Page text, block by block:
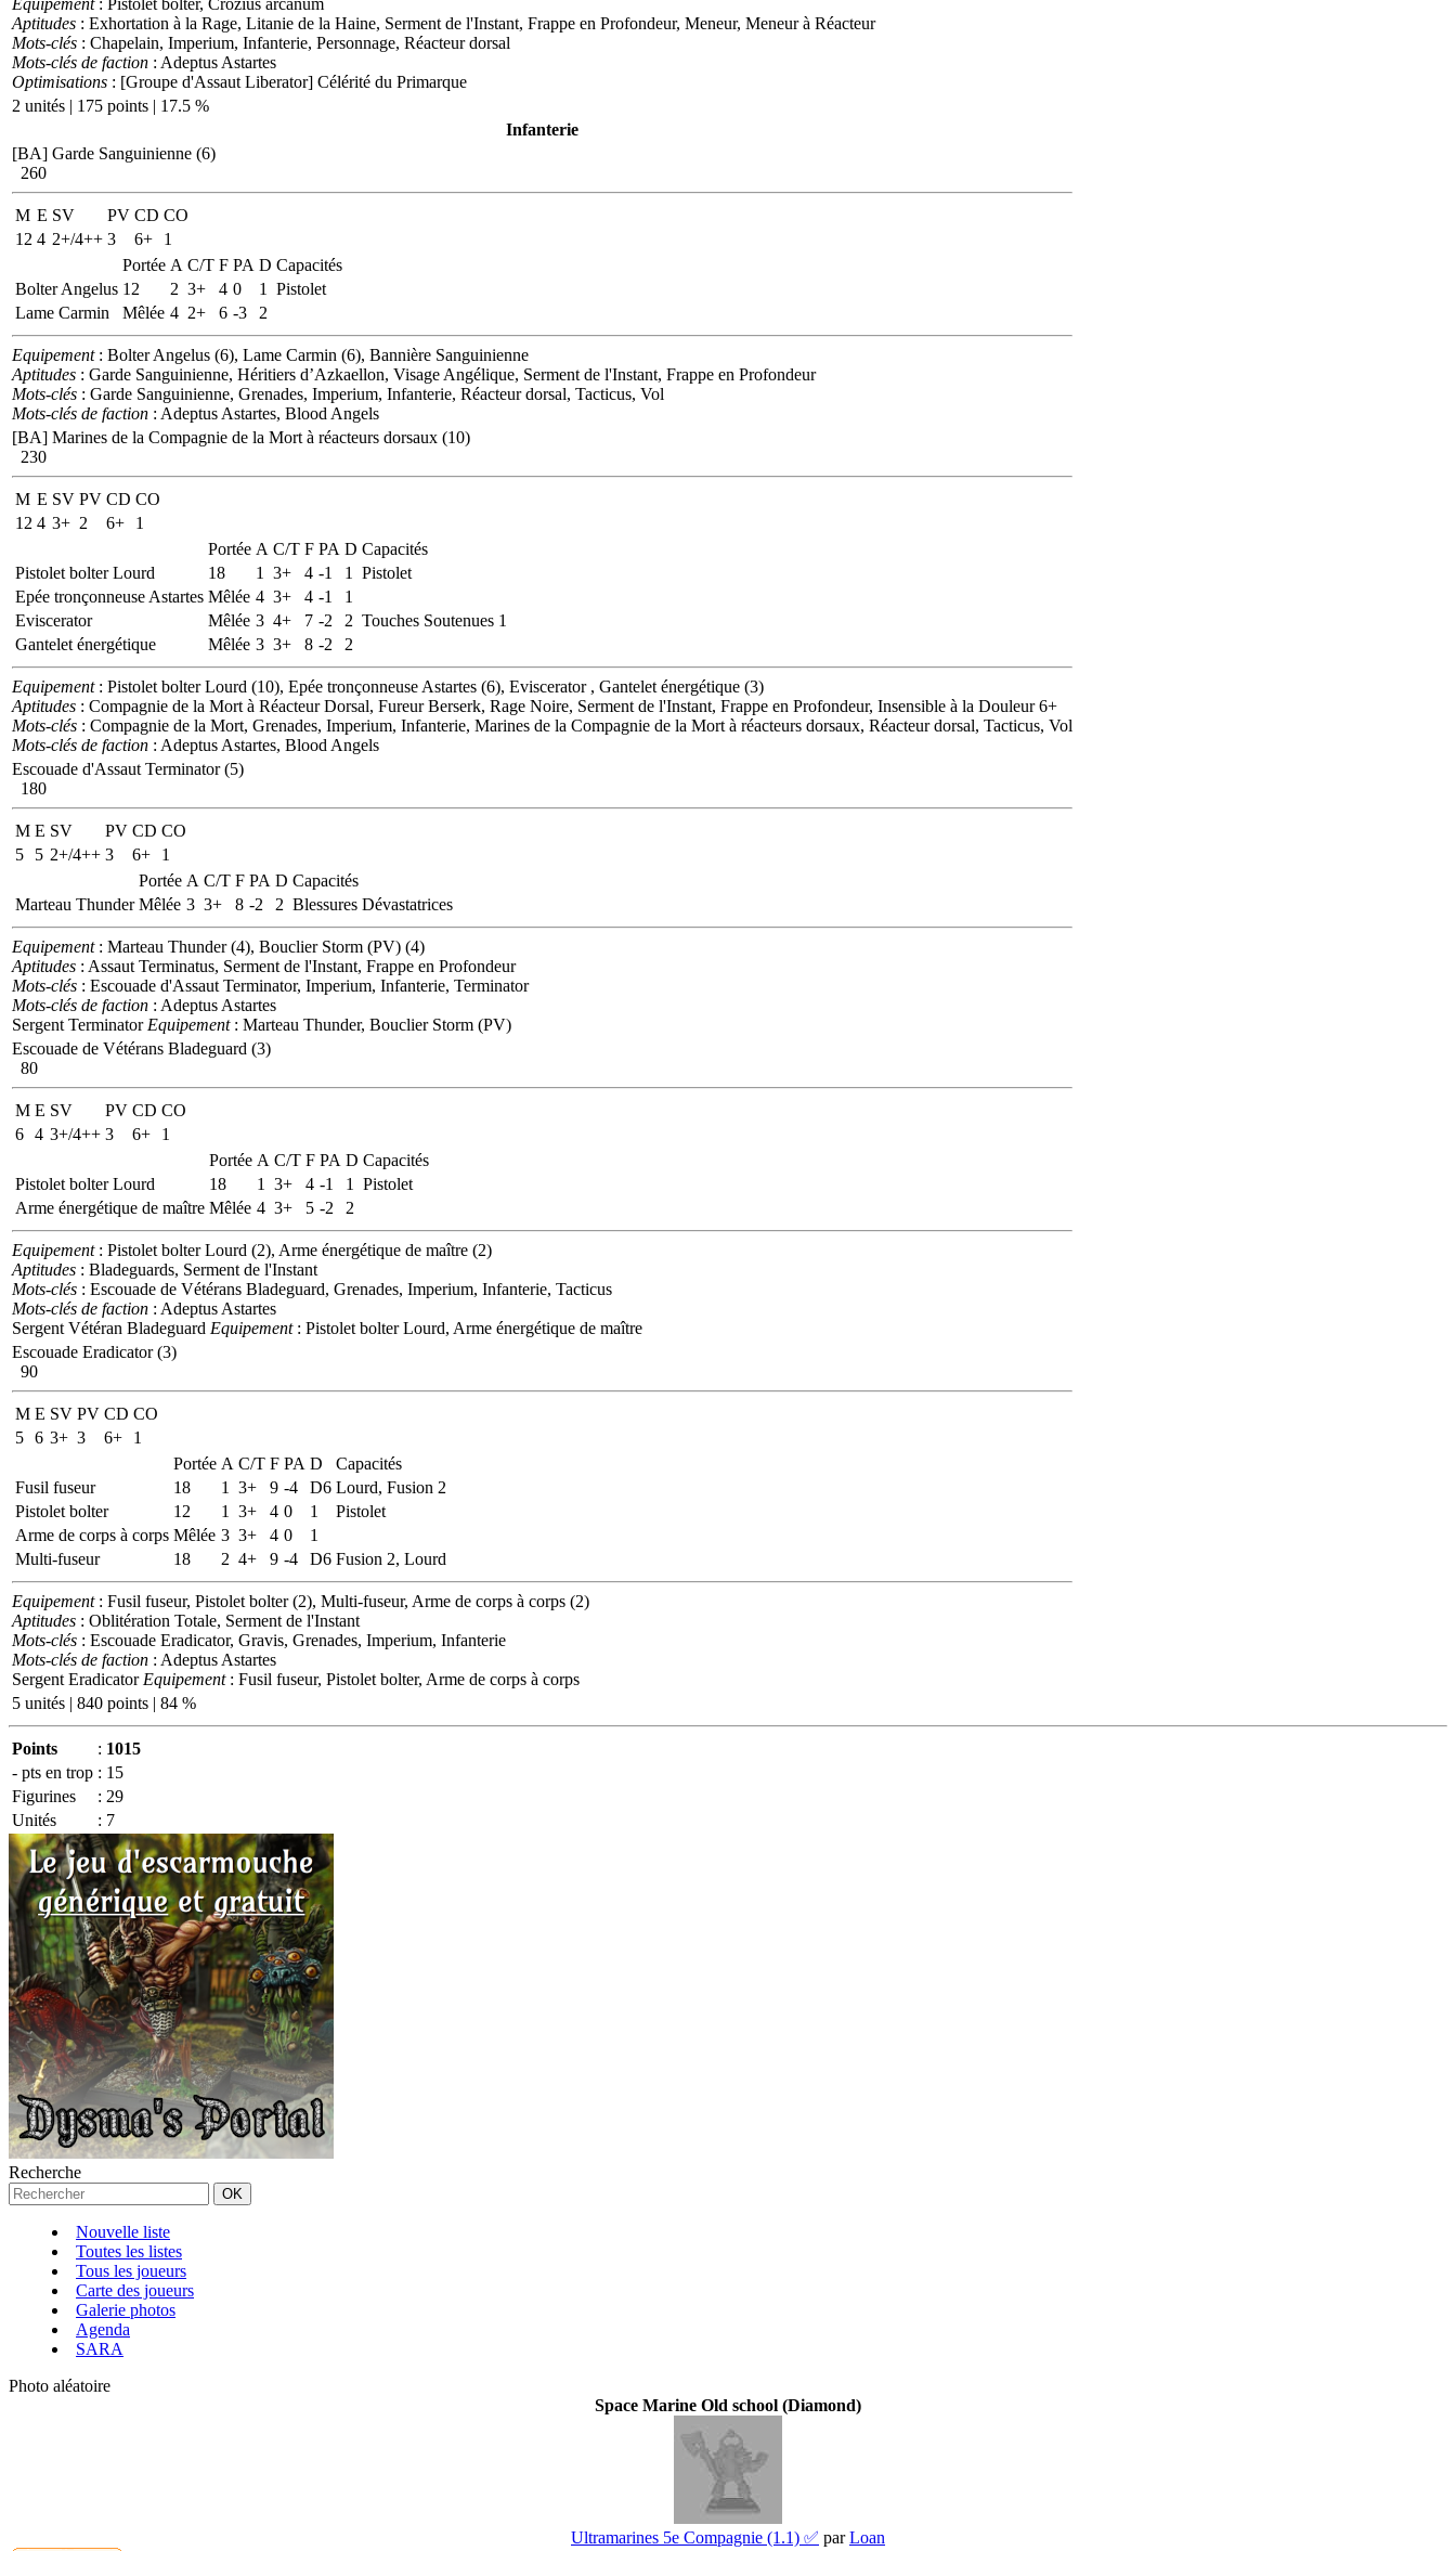
Aptitudes : Exhortation à la Rage, Litanie de la Haine, Serment de l'Instant, Frappe en Profondeur, Meneur, Meneur à Réacteur
Mots-clés : Chapelain, Imperium, Infanterie, Personnage, Réacteur dorsal
Mots-clés de faction : Adeptus Astartes
Optimisations : [Groupe d'Assaut Liberator] Célérité du Primarque
2 unités | 175 points | 17.5 %
Infanterie
[BA] Garde Sanguinienne (6)
260
M E SV PV CD CO
12 4 2+/4++ 3 6+
1
Portée A C/T F PA D Capacités
Bolter Angelus 12 2 3+ 4 0 1
Pistolet
Lame Carmin
Mêlée 4 2+ 6 -3 2
Equipement: Bolter Angelus (6), Lame Carmin (6), Bannière Sanguinienne
Aptitudes : Garde Sanguinienne, Héritiers d’Azkaellon, Visage Angélique, Serment de l'Instant, Frappe en Profondeur
Mots-clés : Garde Sanguinienne, Grenades, Imperium, Infanterie, Réacteur dorsal, Tacticus, Vol
Mots-clés de faction : Adeptus Astartes, Blood Angels
[BA] Marines de la Compagnie de la Mort à réacteurs dorsaux (10)
230
M E SV PV CD CO
12 4 3+ 2 6+
1
Portée A C/T F PA D Capacités
Pistolet bolter Lourd
18 1 3+ 4 -1 1
Pistolet
Epée tronçonneuse Astartes Mêlée 4 3+ 4 -1
1
Eviscerator
Mêlée 3 4+ 7 -2 2 Touches Soutenues 1
Gantelet énergétique
Mêlée 3 3+ 8 -2 2
Equipement: Pistolet bolter Lourd (10), Epée tronçonneuse Astartes (6), Eviscerator , Gantelet énergétique (3)
Aptitudes : Compagnie de la Mort à Réacteur Dorsal, Fureur Berserk, Rage Noire, Serment de l'Instant, Frappe en Profondeur, Insensible à la Douleur 6+
Mots-clés : Compagnie de la Mort, Grenades, Imperium, Infanterie, Marines de la Compagnie de la Mort à réacteurs dorsaux, Réacteur dorsal, Tacticus, Vol
Mots-clés de faction : Adeptus Astartes, Blood Angels
Escouade d'Assaut Terminator (5)
180
M E SV PV CD CO
5
5 2+/4++ 3 6+
1
Portée A C/T F PA D Capacités
Marteau Thunder Mêlée 3 3+ 8 -2 2 Blessures Dévastatrices
Equipement: Marteau Thunder (4), Bouclier Storm (PV) (4)
Aptitudes : Assaut Terminatus, Serment de l'Instant, Frappe en Profondeur
Mots-clés : Escouade d'Assaut Terminator, Imperium, Infanterie, Terminator
Mots-clés de faction : Adeptus Astartes
Sergent Terminator Equipement: Marteau Thunder, Bouclier Storm (PV)
Escouade de Vétérans Bladeguard (3)
80
M E SV PV CD CO
6 4 3+/4++ 3 6+
1
Portée A C/T F PA D Capacités
Pistolet bolter Lourd
18 1 3+ 4 -1 1
Pistolet
Arme énergétique de maître Mêlée 4 3+ 5 -2 2
Equipement: Pistolet bolter Lourd (2), Arme énergétique de maître (2)
Aptitudes : Bladeguards, Serment de l'Instant
Mots-clés : Escouade de Vétérans Bladeguard, Grenades, Imperium, Infanterie, Tacticus
Mots-clés de faction : Adeptus Astartes
Sergent Vétéran Bladeguard Equipement: Pistolet bolter Lourd, Arme énergétique de maître
Escouade Eradicator (3)
90
M E SV PV CD CO
5 6 3+ 3 6+
1
Portée A C/T F PA D
Capacités
Fusil fuseur
18 1 3+ 9 -4 D6 Lourd, Fusion 2
Pistolet bolter
12 1 3+ 4 0 1
Pistolet
Arme de corps à corps Mêlée 3 3+ 4 0
1
Multi-fuseur
18 2 4+ 9 -4 D6 Fusion 2, Lourd
Equipement: Fusil fuseur, Pistolet bolter (2), Multi-fuseur, Arme de corps à corps (2)
Aptitudes : Oblitération Totale, Serment de l'Instant
Mots-clés : Escouade Eradicator, Gravis, Grenades, Imperium, Infanterie
Mots-clés de faction : Adeptus Astartes
Sergent Eradicator Equipement: Fusil fuseur, Pistolet bolter, Arme de corps à corps
5 unités | 840 points | 84 %
Points : 1015
- pts en trop : 15
Figurines
: 29
Unités
: 7
Recherche
Nouvelle liste
Toutes les listes
Tous les joueurs
Carte des joueurs
Galerie photos
Agenda
SARA
Photo aléatoire
Space Marine Old school (Diamond)
Ultramarines 5e Compagnie (1.1) ✅ parLoan